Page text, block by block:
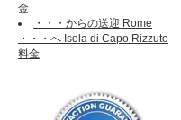
金
・・・からの送迎 Rome
・・・へ Isola di Capo Rizzuto
料金